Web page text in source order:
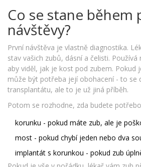
Co se stane během
návštěvy?
První návštěva je vlastně diagnostika.
stav vašich zubů, dásní a čelisti.
aby viděl, jak je kost pod zubem. Pokud
může být potřeba její obohacení - to se
transplantátu, ale to je už jiná příběh.
Potom se rozhodne, zda budete
korunku - pokud máte zub, ale je
most - pokud chybí jeden nebo dva
implantát s korunkou - pokud zub